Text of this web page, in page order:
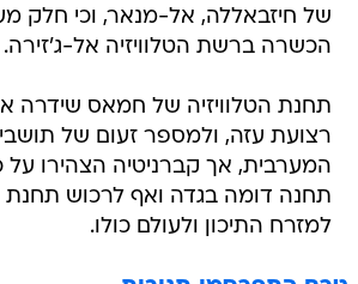
של חיזבאללה, אל-מנאר, וכי חלק
הכשרה ברשת הטלוויזיה אל-ג'זירה.
תחנת הטלוויזיה של חמאס שידרה
רצועת עזה, ולמספר זעום של
המערבית, אך קברניטיה הצהירו על
תחנה דומה בגדה ואף לרכוש תחנת
למזרח התיכון ולעולם כולו.